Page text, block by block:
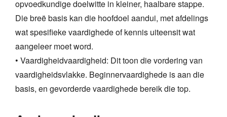
opvoedkundige doelwitte in kleiner, haalbare stappe.
Die breë basis kan die hoofdoel aandui, met afdelings
wat spesifieke vaardighede of kennis uiteensit wat
aangeleer moet word.
• Vaardigheidvaardigheid: Dit toon die vordering van
vaardigheidsvlakke. Beginnervaardighede is aan die
basis, en gevorderde vaardighede bereik die top.